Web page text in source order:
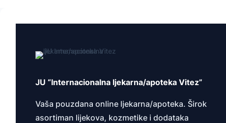
JU “Internacionalna ljekarna/apoteka Vitez”
Vaša pouzdana online ljekarna/apoteka. Širok
asortiman lijekova, kozmetike i dodataka